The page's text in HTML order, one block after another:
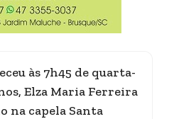
às 7h45 de quarta-
Elza Maria Ferreira
na capela Santa